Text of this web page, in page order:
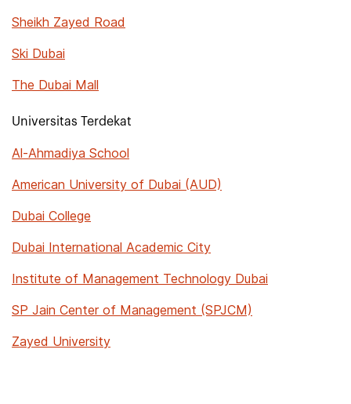
Sheikh Zayed Road
Ski Dubai
The Dubai Mall
Universitas Terdekat
Al-Ahmadiya School
American University of Dubai (AUD)
Dubai College
Dubai International Academic City
Institute of Management Technology Dubai
SP Jain Center of Management (SPJCM)
Zayed University